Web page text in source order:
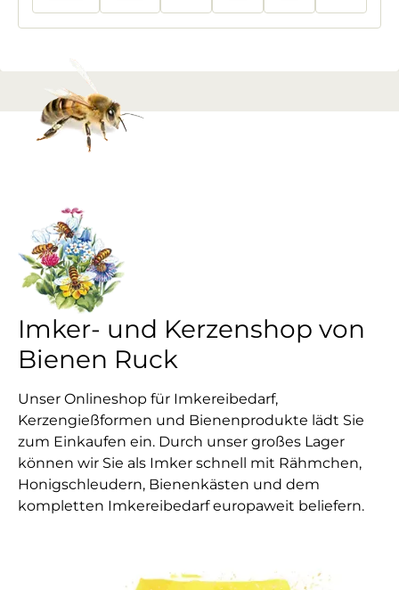
Imker- und Kerzenshop von
Bienen Ruck
Unser Onlineshop für Imkereibedarf,
Kerzengießformen und Bienenprodukte lädt Sie
zum Einkaufen ein. Durch unser großes Lager
können wir Sie als Imker schnell mit Rähmchen,
Honigschleudern, Bienenkästen und dem
kompletten Imkereibedarf europaweit beliefern.